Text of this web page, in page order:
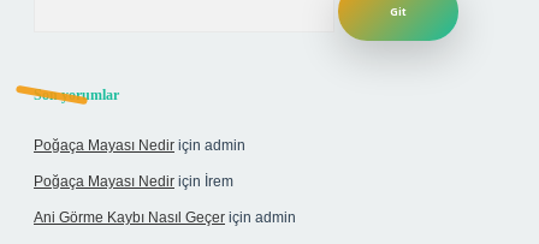
Son yorumlar
Poğaça Mayası Nedir için admin
Poğaça Mayası Nedir için İrem
Ani Görme Kaybı Nasıl Geçer için admin